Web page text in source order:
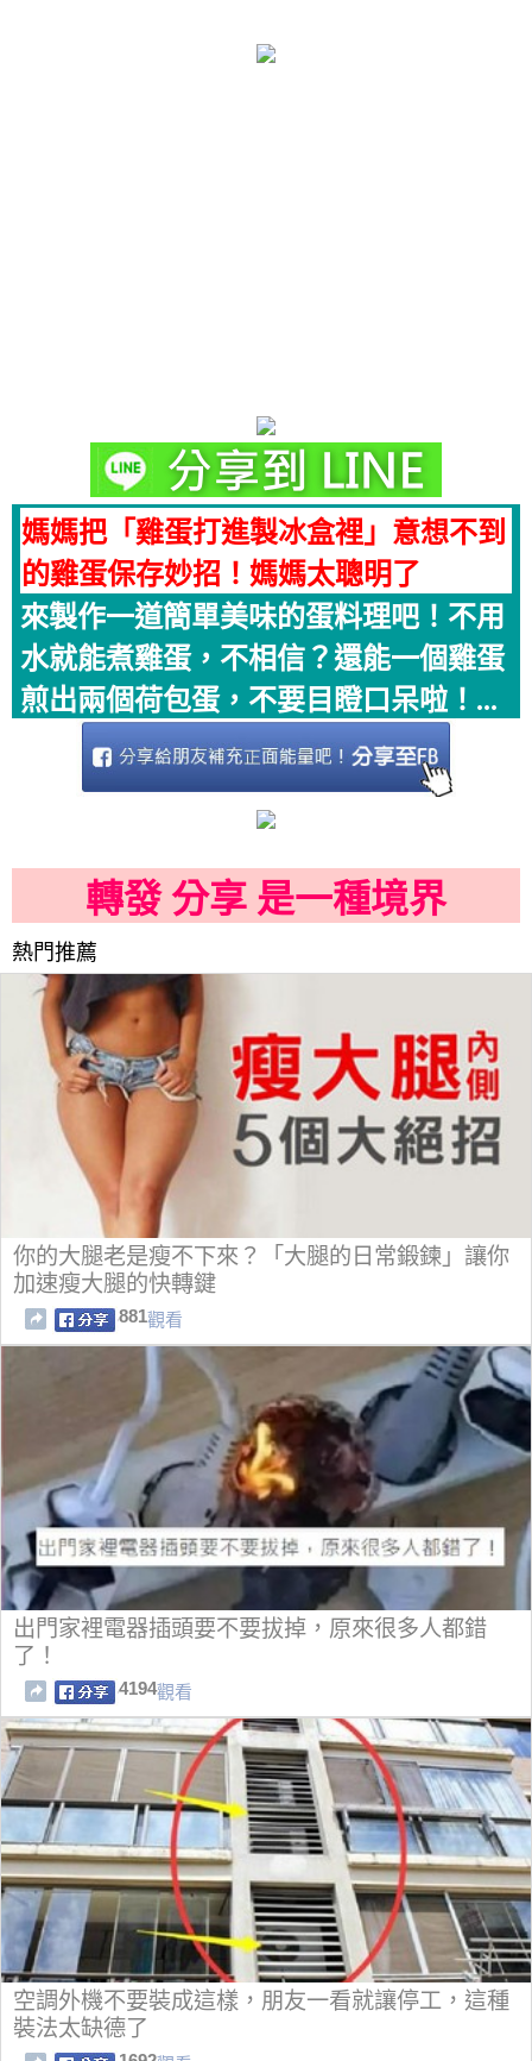
媽媽把「雞蛋打進製冰盒裡」意想不到
的雞蛋保存妙招！媽媽太聰明了
來製作一道簡單美味的蛋料理吧！不用
水就能煮雞蛋，不相信？還能一個雞蛋
煎出兩個荷包蛋，不要目瞪口呆啦！...
轉發 分享 是一種境界
熱門推薦
你的大腿老是瘦不下來？「大腿的日常鍛鍊」讓你
加速瘦大腿的快轉鍵
881觀看
出門家裡電器插頭要不要拔掉，原來很多人都錯
了！
4194觀看
空調外機不要裝成這樣，朋友一看就讓停工，這種
裝法太缺德了